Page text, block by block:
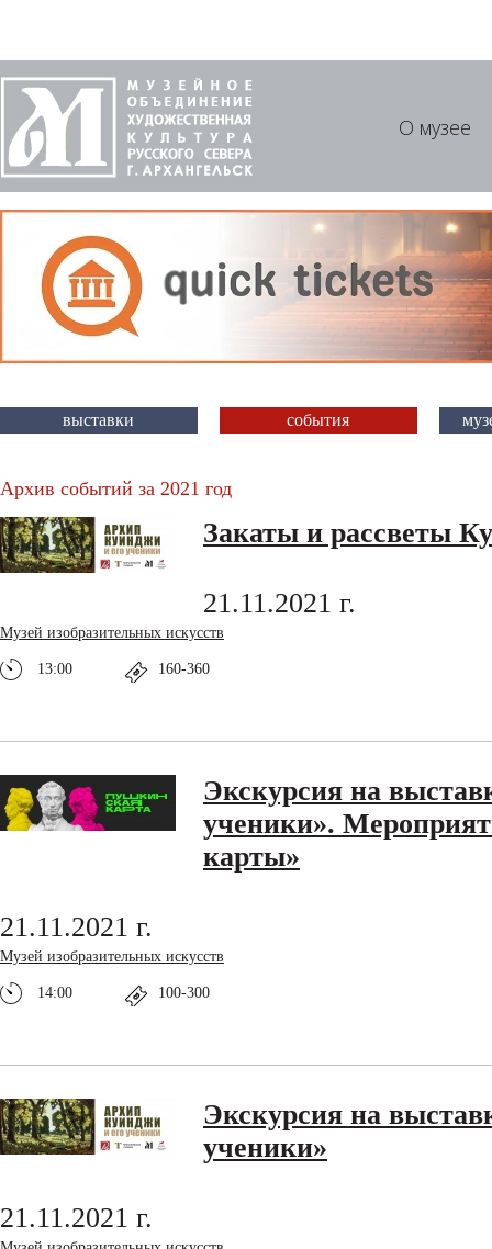
О музее
выставки события
Архив событий за 2021 год
Закаты и рассветы
21.11.2021 г.
Музей изобразительных искусств
13:00 160-360
Экскурсия на
ученики».
карты»
21.11.2021 г.
Музей изобразительных искусств
14:00 100-300
Экскурсия на
ученики»
21.11.2021 г.